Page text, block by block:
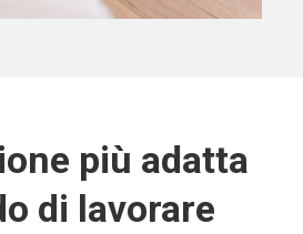
più adatta
di lavorare